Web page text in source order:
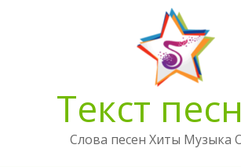
Текст
Слова песен Хиты Музыка